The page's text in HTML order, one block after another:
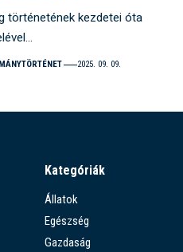
történetének kezdetei óta
2025. 09. 09.
Kategóriák
Állatok
Egészség
Gazdaság